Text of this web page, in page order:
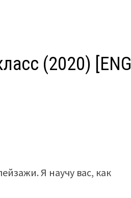
(2020) [ENG]
Я научу вас, как